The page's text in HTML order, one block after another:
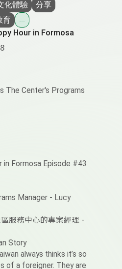
化體驗
分享
育 ...
Hour in Formosa
The Center's Programs
in Formosa Episode #43
Manager - Lucy
服務中心的專案經理 -
Story
always thinks it’s so
of a foreigner. They are